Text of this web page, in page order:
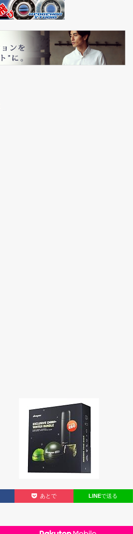
あとで LINEで送る